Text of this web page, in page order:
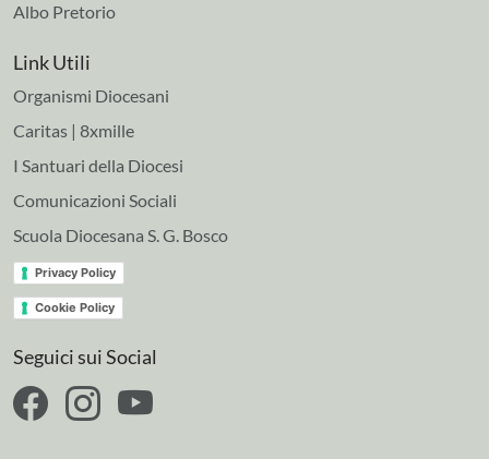
Albo Pretorio
Link Utili
Organismi Diocesani
Caritas | 8xmille
I Santuari della Diocesi
Comunicazioni Sociali
Scuola Diocesana S. G. Bosco
Privacy Policy
Cookie Policy
Seguici sui Social